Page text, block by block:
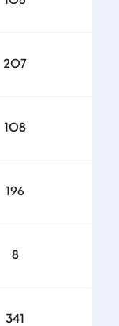
207
108
196
8
341